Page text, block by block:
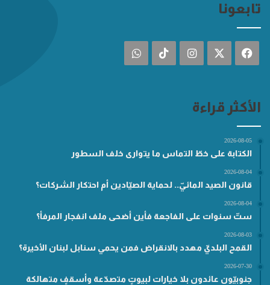
تابعونا
فيسبوك انستقرام ‫TikTokواتساب
الأكثر قراءة
2026-08-05
الكتابة على خطّ التماس ما يتوارى خلف السطور
2026-08-04
قانون الصيد المائيّ.. لحماية الصيّادين أم احتكار الشركات؟
2026-08-04
ستّ سنوات على الفاجعة فأين أضحى ملف انفجار المرفأ؟
2026-08-03
القمح البلديّ مهدد بالانقراض فمن يحمي سنابل لبنان الأخيرة؟
2026-07-30
جنوبيّون عائدون بلا خيارات لبيوتٍ متصدّعة وأسقفٍ متهالكة